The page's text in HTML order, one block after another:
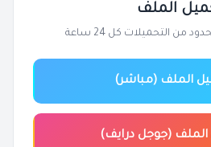
الملف
التحميلات كل 24 ساعة
الملف (مباشر)
الملف (جوجل درايف)